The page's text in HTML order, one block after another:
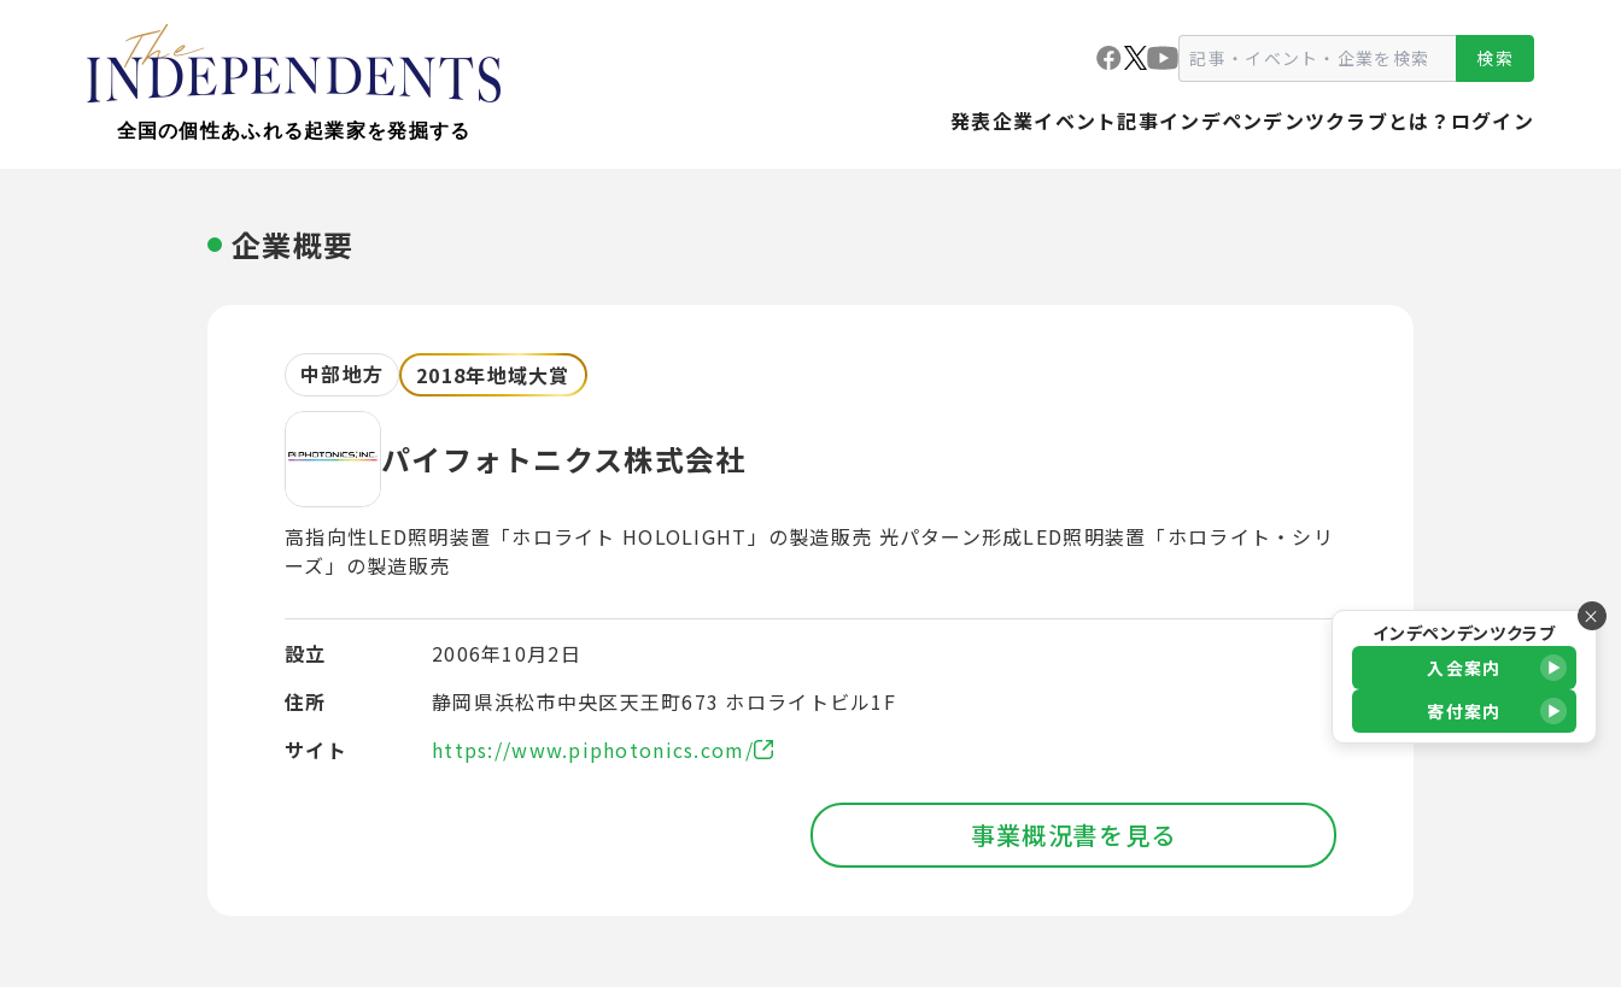
全国の個性あふれる起業家を発掘する
検索
発表企業イベント記事インデペンデンツクラブとは？ ログイン
企業概要
中部地方 2018年地域大賞
パイフォトニクス株式会社
高指向性LED照明装置「ホロライト HOLOLIGHT」の製造販売 光パターン形成LED照明装置「ホロライト・シリ
ーズ」の製造販売
設立
2006年10月2日
住所
静岡県浜松市中央区天王町673 ホロライトビル1F
サイト
https://www.piphotonics.com/
事業概況書を見る
×
インデペンデンツクラブ
入会案内
寄付案内